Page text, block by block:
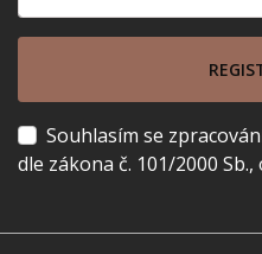
Souhlasím se
dle zákona č. 101/2000